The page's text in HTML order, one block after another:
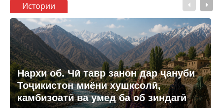
Истории
Нархи об. Чӣ тавр занон дар ҷануби
Тоҷикистон миёни хушксолӣ,
камбизоатӣ ва умед ба об зиндагӣ